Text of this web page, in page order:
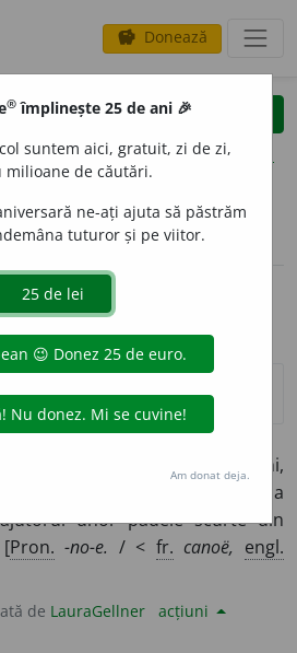
savings Donează
clear
opțiuni
subțire dintr-un singur trunchi,
) Ambarcație la
unor padele scurte din
Pron. -no-e. / < fr. canoë, engl.
de LauraGellner acțiuni
® împlinește 25 de ani 🎉
suntem aici, gratuit, zi de zi,
milioane de căutări.
ne-ați ajuta să păstrăm
tuturor și pe viitor.
Am donat deja.